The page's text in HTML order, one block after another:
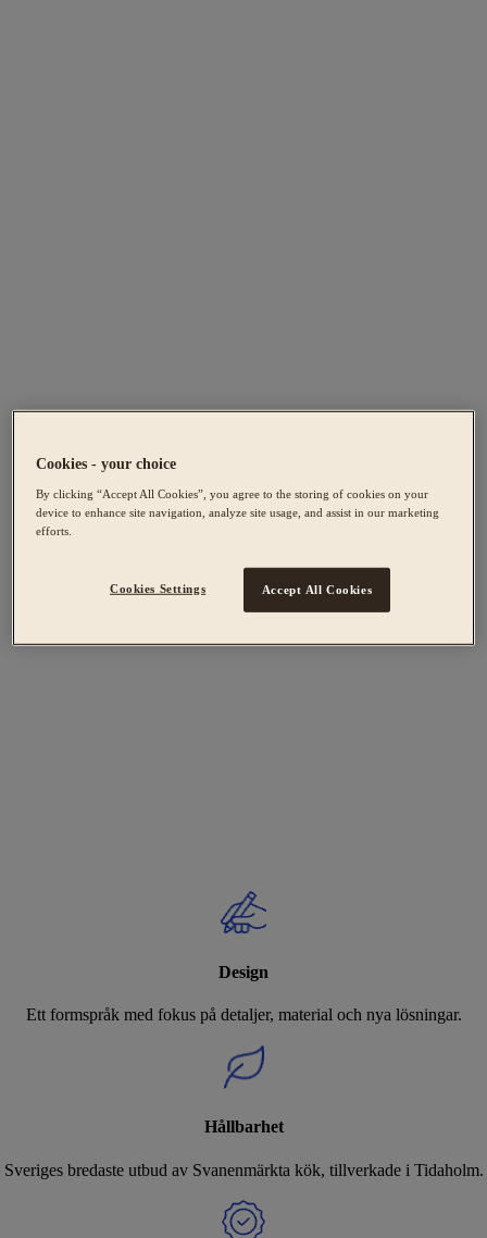
Design
Ett formspråk med fokus på detaljer, material och nya lösningar.
Hållbarhet
Sveriges bredaste utbud av Svanenmärkta kök, tillverkade i Tidaholm.
Cookies - your choice
By clicking “Accept All Cookies”, you agree to the storing of cookies on your
device to enhance site navigation, analyze site usage, and assist in our marketing
efforts.
Cookies Settings Accept All Cookies